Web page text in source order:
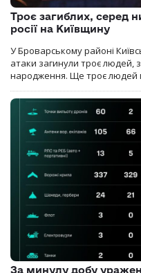
Троє загиблих, серед
росії на Київщину
У Броварському районі
атаки загинули троє людей,
народження. Ще троє людей
За минулу добу